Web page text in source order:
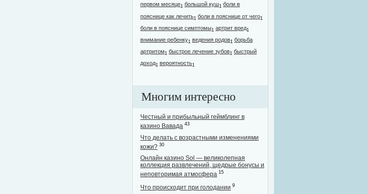
первом месяце1 большой куш1 боли в
пояснице как лечить1 боли в пояснице от чего1
боли в пояснице симптомы1 артрит вред1
внимание ребенку1 ведения родов1 борьба
артритом1 быстрое лечение зубов1 быстрый
доход1 вероятность1
Многим интересно
Честный и прибыльный геймблинг в
казино Вавада 43
Что делать с возрастными изменениями
кожи? 30
Онлайн казино Sol — великолепная
коллекция развлечений, щедрые бонусы и
неповторимая атмосфера 15
Что происходит при голодании 9